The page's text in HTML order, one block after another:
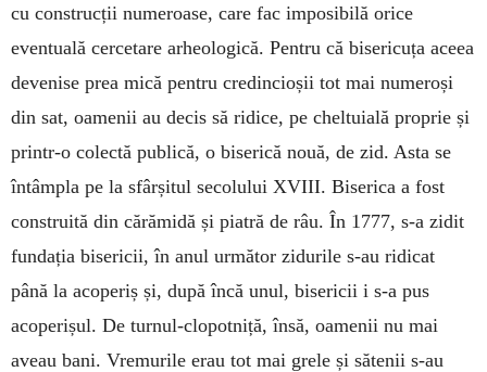
cu construcții numeroase, care fac imposibilă orice
eventuală cercetare arheologică. Pentru că bisericuța aceea
devenise prea mică pentru credincioșii tot mai numeroși
din sat, oamenii au decis să ridice, pe cheltuială proprie și
printr-o colectă publică, o biserică nouă, de zid. Asta se
întâmpla pe la sfârșitul secolului XVIII. Biserica a fost
construită din cărămidă și piatră de râu. În 1777, s-a zidit
fundația bisericii, în anul următor zidurile s-au ridicat
până la acoperiș și, după încă unul, bisericii i s-a pus
acoperișul. De turnul-clopotniță, însă, oamenii nu mai
aveau bani. Vremurile erau tot mai grele și sătenii s-au